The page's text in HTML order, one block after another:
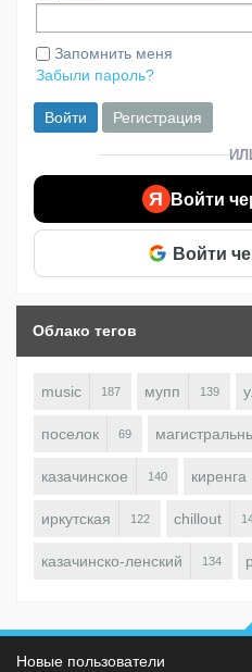
Запомнить меня
Забыли пароль?
Войти Регистрация
Я Войти
Войти
Облако тегов
music 187 мупп 139
поселок 69
казачинское 140 киренга
иркутская 122 chillout
казачинско-ленский 134
Новые пользователи